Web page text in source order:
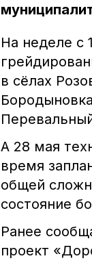
На неделе с
в сёлах
А 28 мая
время
общей
состояние
Ранее
проект